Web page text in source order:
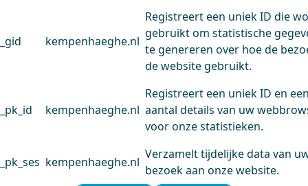
_gid kempenhaeghe.nl
Registreert een uniek ID die
gebruikt om statistische
te genereren over hoe de
de website gebruikt.
_pk_id kempenhaeghe.nl
Registreert een uniek ID en
aantal details van uw
voor onze statistieken.
_pk_ses kempenhaeghe.nl
Verzamelt tijdelijke data van
bezoek aan onze website.